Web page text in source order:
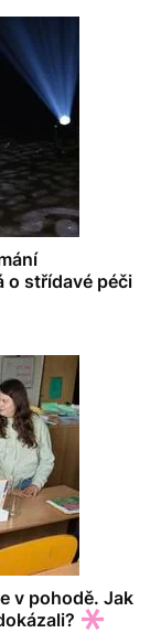
o střídavé péči
v pohodě. Jak